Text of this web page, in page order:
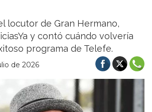
locutor de Gran Hermano,
y contó cuándo volvería
programa de Telefe.
de 2026